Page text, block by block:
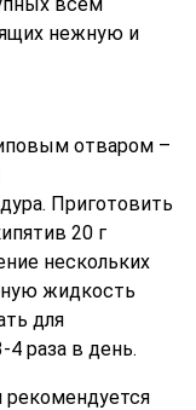
нежную и
отваром –
Приготовить
20 г
нескольких
жидкость
для
4 раза в день.